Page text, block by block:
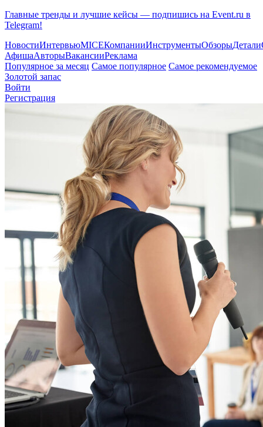
Главные тренды и лучшие кейсы — подпишись на Event.ru в
Telegram!
НовостиИнтервьюMICEКомпанииИнструментыОбзорыДетали
АфишаАвторыВакансииРеклама
Популярное за месяц Самое популярное Самое рекомендуемое
Золотой запас
Войти
Регистрация